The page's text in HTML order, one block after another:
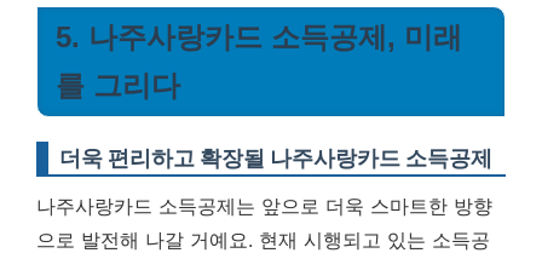
5. 나주사랑카드 소득공제, 미래
를 그리다
더욱 편리하고 확장될 나주사랑카드 소득공제
나주사랑카드 소득공제는 앞으로 더욱 스마트한 방향
으로 발전해 나갈 거예요. 현재 시행되고 있는 소득공